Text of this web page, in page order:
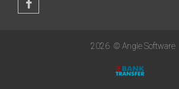
2026 © Angle Software